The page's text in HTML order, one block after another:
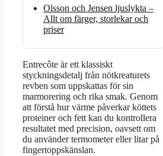
Olsson och Jensen ljuslykta –
Allt om färger, storlekar och
priser
Entrecôte är ett klassiskt
styckningsdetalj från nötkreaturets
revben som uppskattas för sin
marmorering och rika smak. Genom
att förstå hur värme påverkar köttets
proteiner och fett kan du kontrollera
resultatet med precision, oavsett om
du använder termometer eller litar på
fingertoppskänslan.